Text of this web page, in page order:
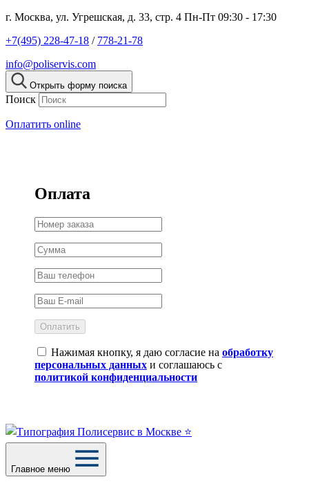
г. Москва, ул. Угрешская, д. 33, стр. 4 Пн-Пт 09:30 - 17:30
+7(495) 228-47-18 / 778-21-78
info@poliservis.com
Открыть форму поиска
Поиск
Оплатить online
Оплата
Оплатить
Нажимая кнопку, я даю согласие на обработку
персональных данных и соглашаюсь с
политикой конфиденциальности
Главное меню